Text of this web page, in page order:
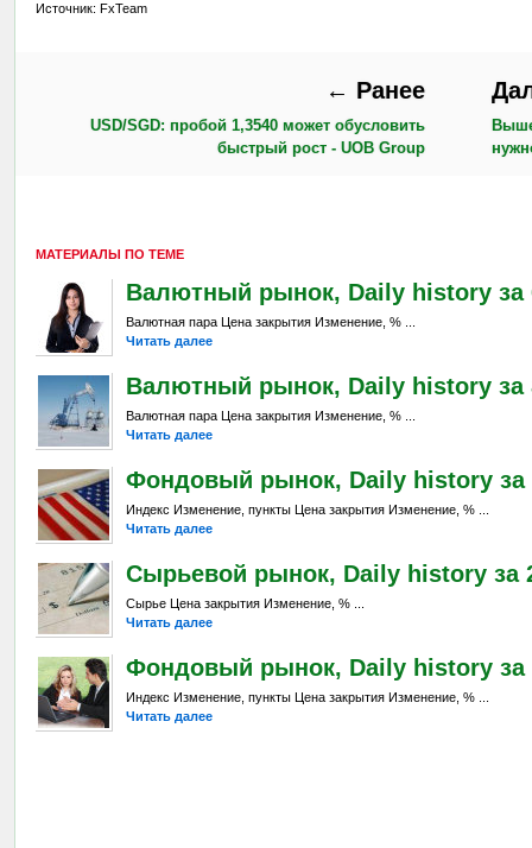
Источник: FxTeam
← Ранее
USD/SGD: пробой 1,3540 может обусловить
быстрый рост - UOB Group
МАТЕРИАЛЫ ПО ТЕМЕ
Валютный рынок, Daily history за
Валютная пара Цена закрытия Изменение, % ...
Читать далее
Валютный рынок, Daily history за
Валютная пара Цена закрытия Изменение, % ...
Читать далее
Фондовый рынок, Daily history за
Индекс Изменение, пункты Цена закрытия Изменение, % ...
Читать далее
Сырьевой рынок, Daily history за
Сырье Цена закрытия Изменение, % ...
Читать далее
Фондовый рынок, Daily history за
Индекс Изменение, пункты Цена закрытия Изменение, % ...
Читать далее